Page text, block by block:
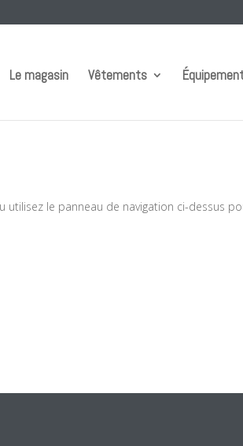
Le magasin Vêtements
utilisez le panneau de navigation ci-dessus